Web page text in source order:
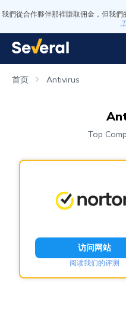
我們從合作夥伴那裡賺取佣金，但我
首页 Antivirus
Top
访问网站
阅读我们的评测